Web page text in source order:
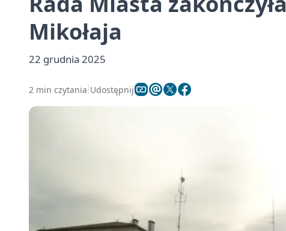
Mikołaja
22 grudnia 2025
2 min czytania Udostępnij